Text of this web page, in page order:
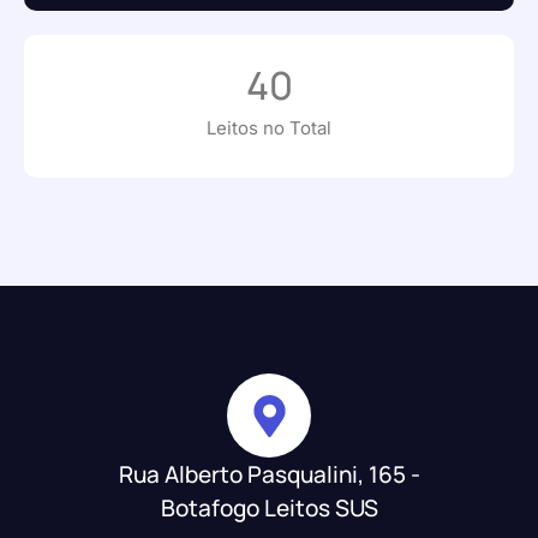
Leitos no Total
40
Rua Alberto Pasqualini, 165 -
Botafogo Leitos SUS